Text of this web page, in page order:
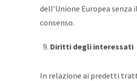
dell’Unione Europea senza
consenso.
Diritti degli interessati
In relazione ai predetti